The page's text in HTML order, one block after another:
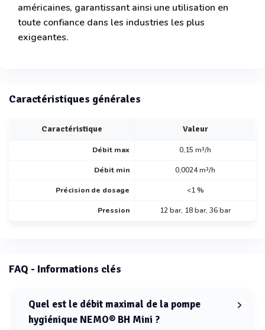
américaines, garantissant ainsi une utilisation en
toute confiance dans les industries les plus
exigeantes.
Caractéristiques générales
Caractéristique Valeur
Débit max 0,15 m³/h
Débit min 0,0024 m³/h
Précision de dosage <1 %
Pression 12 bar, 18 bar, 36 bar
FAQ - Informations clés
Quel est le débit maximal de la pompe
hygiénique NEMO® BH Mini ?